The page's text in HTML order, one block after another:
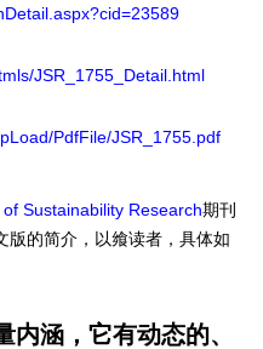
JSR_1755_Detail.html
PdfFile/JSR_1755.pdf
Sustainability Research期刊
版的简介，以飨读者，具体如
涵，它有动态的、